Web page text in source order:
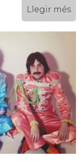
Llegir més